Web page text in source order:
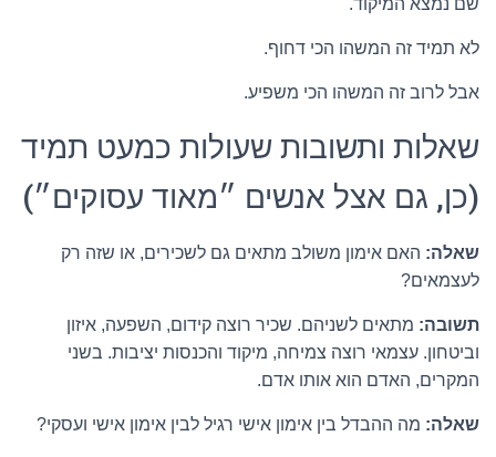
שם נמצא המיקוד.
לא תמיד זה המשהו הכי דחוף.
אבל לרוב זה המשהו הכי משפיע.
שאלות ותשובות שעולות כמעט תמיד
(כן, גם אצל אנשים ״מאוד עסוקים״)
שאלה: האם אימון משולב מתאים גם לשכירים, או שזה רק
לעצמאים?
תשובה: מתאים לשניהם. שכיר רוצה קידום, השפעה, איזון
וביטחון. עצמאי רוצה צמיחה, מיקוד והכנסות יציבות. בשני
המקרים, האדם הוא אותו אדם.
שאלה: מה ההבדל בין אימון אישי רגיל לבין אימון אישי ועסקי?